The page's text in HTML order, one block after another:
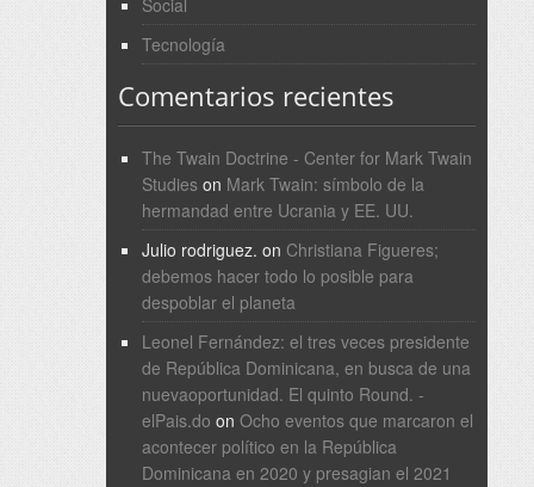
Social
Tecnología
Comentarios recientes
The Twain Doctrine - Center for Mark Twain
Studieson Mark Twain: símbolo de la
hermandad entre Ucrania y EE. UU.
Julio rodriguez. on Christiana Figueres;
debemos hacer todo lo posible para
despoblar el planeta
Leonel Fernández: el tres veces presidente
de República Dominicana, en busca de una
nuevaoportunidad. El quinto Round. -
elPais.do on Ocho eventos que marcaron el
acontecer político en la República
Dominicana en 2020 y presagian el 2021